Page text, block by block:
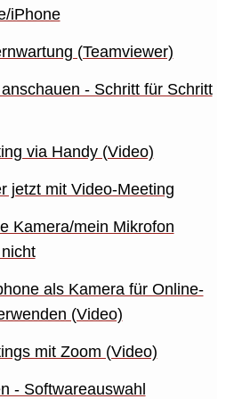
iPhone
(Teamviewer)
- Schritt für Schritt
via Handy (Video)
jetzt mit Video-Meeting
Kamera/mein Mikrofon
als Kamera für Online-
(Video)
mit Zoom (Video)
- Softwareauswahl